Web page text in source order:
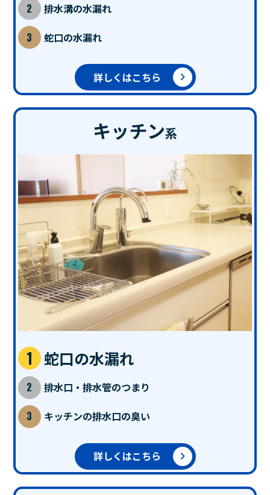
排水溝の水漏れ
蛇口の水漏れ
詳しくはこちら
キッチン系
蛇口の水漏れ
排水口・排水管のつまり
キッチンの排水口の臭い
詳しくはこちら